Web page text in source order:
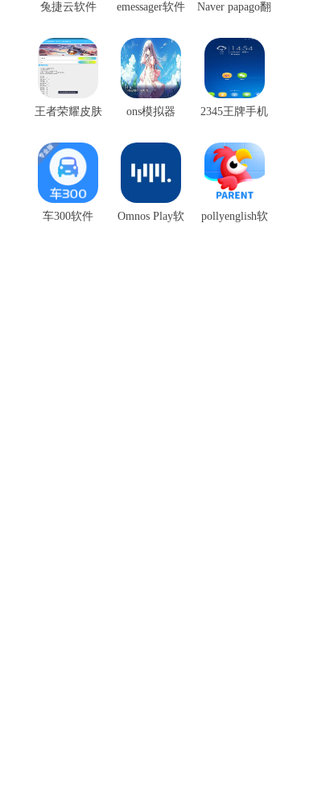
兔捷云软件 emessager软件
Naver papago翻
王者荣耀皮肤
ons模拟器
2345王牌手机
车300软件
Omnos Play软
pollyenglish软